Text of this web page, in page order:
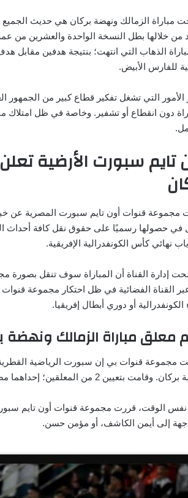
مباراة الزمالك ونهضة بركان هي حديث
من خلالها بطل النسخة الواحدة والعشرين من
الذهاب التي انتهت؛ بنتيجة هدفين مقابل
للفارس الأبيض.
الأمور التي تشغل تفكير قطاع كبير من
دون انقطاع أو تشفير. وخاصة في ظل
تايم سبورت الأرضية
مجموعة قنوات أون تايم سبورت المصرية عن خبر
في حصولها رسميًا على حقوق نقل كافة أحداث
نهائي كأس الكونفدرالية الإفريقية.
إدارة القناة أن المباراة سوف تنقل بصورة
عبر القناة الفضائية في ظل احتكار مجموعة
أو دوري أبطال إفريقيا.
معلق مباراة الزمالك
مجموعة قنوات بي إن سبورت الرياضية القطرية
بتعيين 2 من المعلقين؛ إحداهما مصري، والآخر مغربي، وهما جواد بدة، وعلي محمد علي.
الوقت، قررت مجموعة قنوات أون تايم
إلى أيمن الكاشف، أو مؤمن حسن.